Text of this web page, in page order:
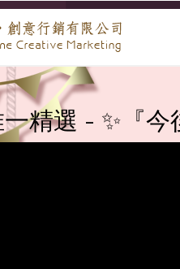
精選 - ✨『